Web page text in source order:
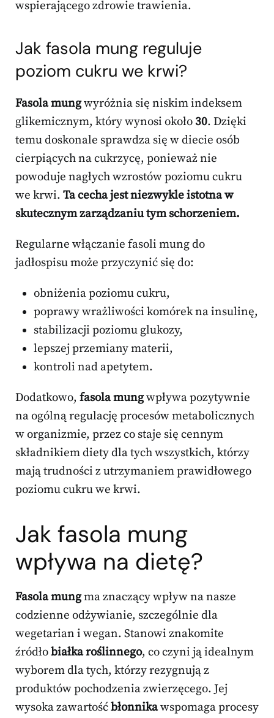
wspierającego zdrowie trawienia.
Jak fasola mung reguluje
poziom cukru we krwi?
Fasola mungwyróżnia się niskim indeksem
glikemicznym, który wynosi około 30. Dzięki
temu doskonale sprawdza się w diecie osób
cierpiących na cukrzycę, ponieważ nie
powoduje nagłych wzrostów poziomu cukru
we krwi. Ta cecha jest niezwykle istotna w
skutecznym zarządzaniu tym schorzeniem.
Regularne włączanie fasoli mung do
jadłospisu może przyczynić się do:
obniżenia poziomu cukru,
poprawy wrażliwości komórek na insulinę,
stabilizacji poziomu glukozy,
lepszej przemiany materii,
kontroli nad apetytem.
Dodatkowo, fasola mungwpływa pozytywnie
na ogólną regulację procesów metabolicznych
w organizmie, przez co staje się cennym
składnikiem diety dla tych wszystkich, którzy
mają trudności z utrzymaniem prawidłowego
poziomu cukru we krwi.
Jak fasola mung
wpływa na dietę?
Fasola mungma znaczący wpływ na nasze
codzienne odżywianie, szczególnie dla
wegetarian i wegan. Stanowi znakomite
źródłobiałka roślinnego, co czyni ją idealnym
wyborem dla tych, którzy rezygnują z
produktów pochodzenia zwierzęcego. Jej
wysoka zawartośćbłonnikawspomaga procesy